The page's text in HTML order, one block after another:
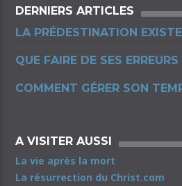
DERNIERS ARTICLES
LA PRÉDESTINATION
QUE FAIRE DE SES ERREURS
COMMENT GÉRER SON
A VISITER AUSSI
La vie après la mort
La résurrection du Christ.com